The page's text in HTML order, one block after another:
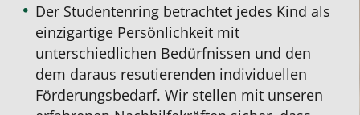
Der Studentenring betrachtet jedes Kind als
einzigartige Persönlichkeit mit
unterschiedlichen Bedürfnissen und den
dem daraus resutierenden individuellen
Förderungsbedarf. Wir stellen mit unseren